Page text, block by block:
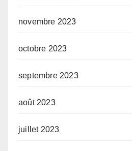
novembre 2023
octobre 2023
septembre 2023
août 2023
juillet 2023